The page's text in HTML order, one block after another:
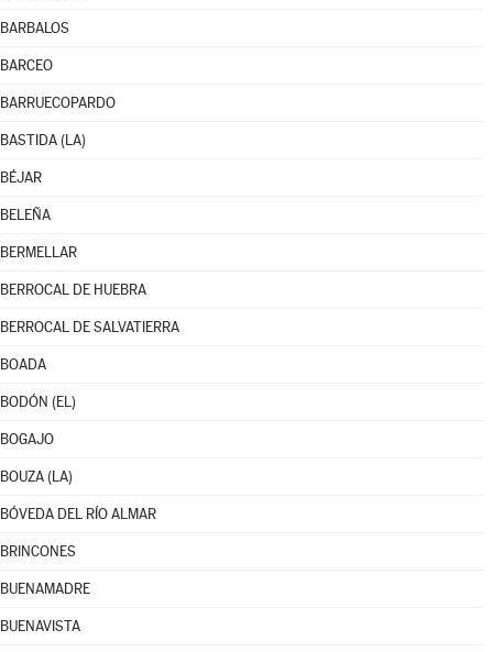
BARBALOS
BARCEO
BARRUECOPARDO
BASTIDA (LA)
BÉJAR
BELEÑA
BERMELLAR
BERROCAL DE HUEBRA
BERROCAL DE SALVATIERRA
BOADA
BODÓN (EL)
BOGAJO
BOUZA (LA)
BÓVEDA DEL RÍO ALMAR
BRINCONES
BUENAMADRE
BUENAVISTA